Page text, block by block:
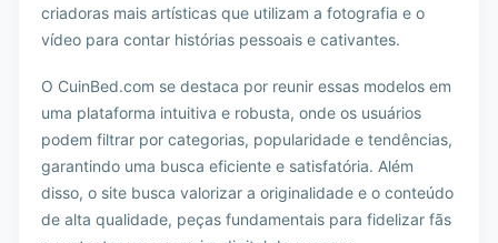
criadoras mais artísticas que utilizam a fotografia e o
vídeo para contar histórias pessoais e cativantes.
O CuinBed.com se destaca por reunir essas modelos em
uma plataforma intuitiva e robusta, onde os usuários
podem filtrar por categorias, popularidade e tendências,
garantindo uma busca eficiente e satisfatória. Além
disso, o site busca valorizar a originalidade e o conteúdo
de alta qualidade, peças fundamentais para fidelizar fãs